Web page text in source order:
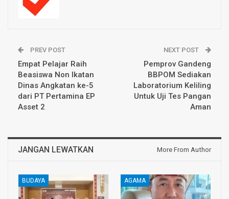
PREV POST
Empat Pelajar Raih
Beasiswa Non Ikatan
Dinas Angkatan ke-5
dari PT Pertamina EP
Asset 2
NEXT POST
Pemprov Gandeng
BBPOM Sediakan
Laboratorium Keliling
Untuk Uji Tes Pangan
Aman
JANGAN LEWATKAN More From Author
BUDAYA AGAMA